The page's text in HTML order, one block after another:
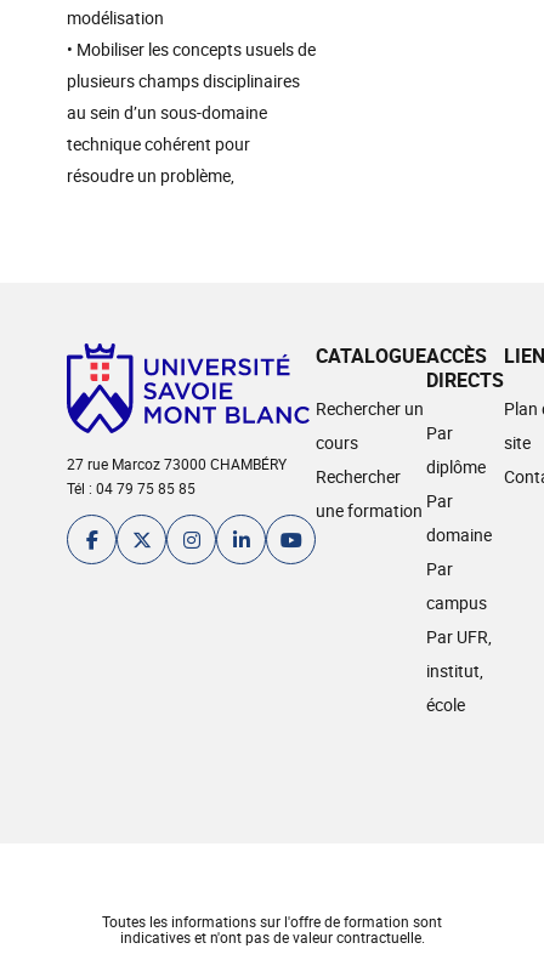
modélisation
• Mobiliser les concepts usuels de
plusieurs champs disciplinaires
au sein d’un sous-domaine
technique cohérent pour
résoudre un problème,
27 rue Marcoz 73000 CHAMBÉRY
Tél : 04 79 75 85 85
CATALOGUE
Rechercher un
cours
Rechercher
une formation
ACCÈS
DIRECTS
Par
diplôme
Par
domaine
Par
campus
Par UFR,
institut,
école
Plan
site
Toutes les informations sur l'offre de formation sont
indicatives et n'ont pas de valeur contractuelle.